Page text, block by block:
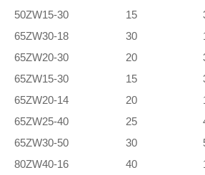
50ZW15-30
15
65ZW30-18
30
65ZW20-30
20
65ZW15-30
15
65ZW20-14
20
65ZW25-40
25
65ZW30-50
30
80ZW40-16
40